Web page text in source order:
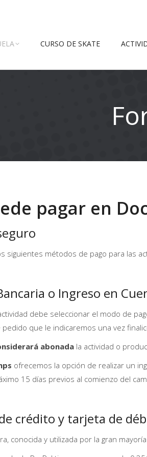
CURSO DE SKATE
pagar en
siguientes métodos de pago para las
o Ingreso en
debe seleccionar el modo de
que le indicaremos una vez
abonada la actividad o
ofrecemos la opción de realizar un
15 días previos al comienzo del
crédito y tarjeta de
conocida y utilizada por la gran